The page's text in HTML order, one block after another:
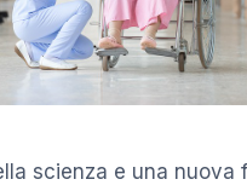
scienza e una nuova